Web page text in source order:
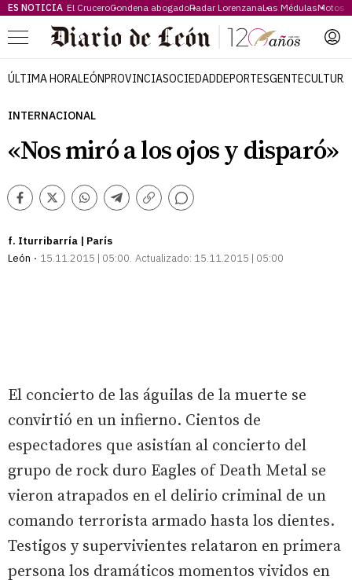
ES NOTICIA El CruceroCondena abogadoRadar LorenzanaLas MédulasMotos
Menú
ÚLTIMA HORALEÓNPROVINCIASOCIEDADDEPORTESGENTECULTURA
INTERNACIONAL
«Nos miró a los ojos y disparó»
Facebook
TwitterWhatsappTelegram
Copiar
Comentarios
f. Iturribarría | París
León
15.11.2015 | 05:00 Actualizado: 15.11.2015 | 05:00
El concierto de las águilas de la muerte se
convirtió en un infierno. Cientos de
espectadores que asistían al concierto del
grupo de rock duro Eagles of Death Metal se
vieron atrapados en el delirio criminal de un
comando terrorista armado hasta los dientes.
Testigos y supervivientes relataron en primera
persona los dramáticos momentos vividos en